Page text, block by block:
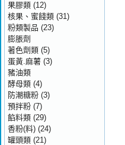
果膠類 (12)
核果、蜜餞類 (31)
粉類製品 (23)
膨脹劑
著色劑類 (5)
蛋黃.麻薯 (3)
豬油類
酵母類 (4)
防潮糖粉 (3)
預拌粉 (7)
餡料類 (29)
香粉(料) (24)
罐頭類 (21)